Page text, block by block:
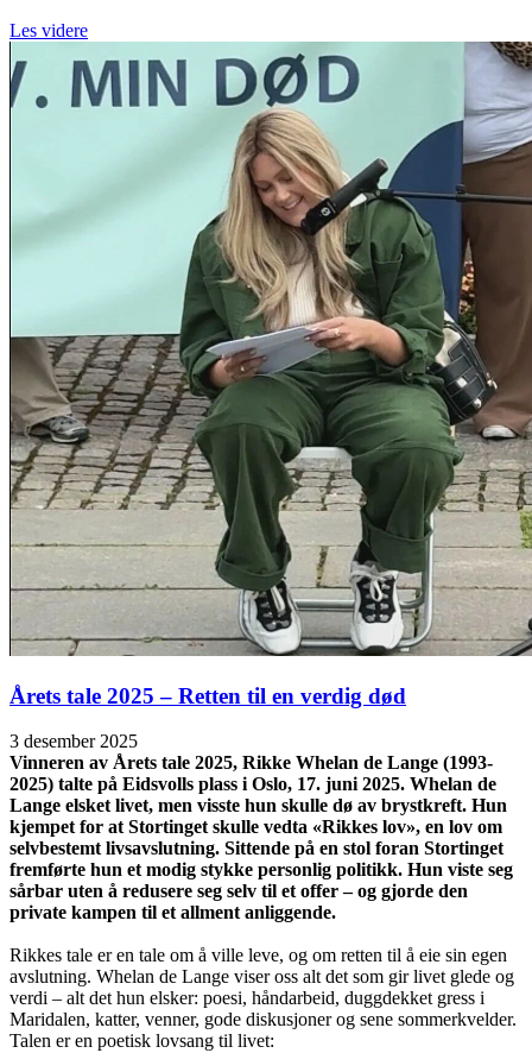
Les videre
Årets tale 2025 – Retten til en verdig død
3 desember 2025
Vinneren av Årets tale 2025, Rikke Whelan de Lange (1993-
2025) talte på Eidsvolls plass i Oslo, 17. juni 2025. Whelan de
Lange elsket livet, men visste hun skulle dø av brystkreft. Hun
kjempet for at Stortinget skulle vedta «Rikkes lov», en lov om
selvbestemt livsavslutning. Sittende på en stol foran Stortinget
fremførte hun et modig stykke personlig politikk. Hun viste seg
sårbar uten å redusere seg selv til et offer – og gjorde den
private kampen til et allment anliggende.
Rikkes tale er en tale om å ville leve, og om retten til å eie sin egen
avslutning. Whelan de Lange viser oss alt det som gir livet glede og
verdi – alt det hun elsker: poesi, håndarbeid, duggdekket gress i
Maridalen, katter, venner, gode diskusjoner og sene sommerkvelder.
Talen er en poetisk lovsang til livet: